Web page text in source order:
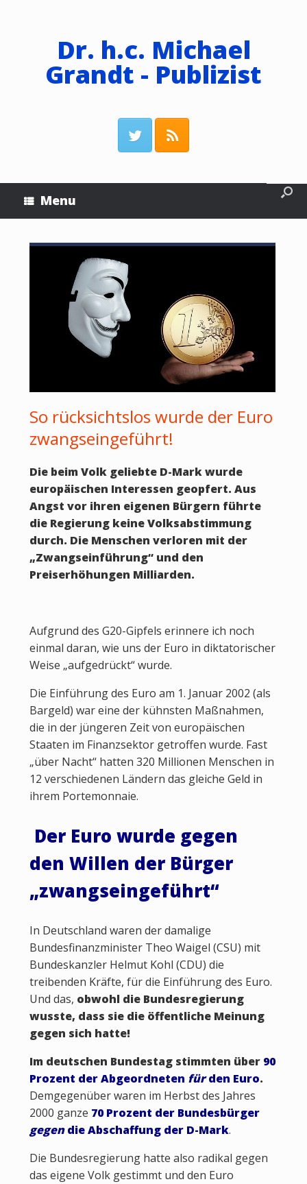
Dr. h.c. Michael
Grandt - Publizist
Menu
So rücksichtslos wurde der Euro
zwangseingeführt!
Die beim Volk geliebte D-Mark wurde
europäischen Interessen geopfert. Aus
Angst vor ihren eigenen Bürgern führte
die Regierung keine Volksabstimmung
durch. Die Menschen verloren mit der
„Zwangseinführung“ und den
Preiserhöhungen Milliarden.
Aufgrund des G20-Gipfels erinnere ich noch
einmal daran, wie uns der Euro in diktatorischer
Weise „aufgedrückt“ wurde.
Die Einführung des Euro am 1. Januar 2002 (als
Bargeld) war eine der kühnsten Maßnahmen,
die in der jüngeren Zeit von europäischen
Staaten im Finanzsektor getroffen wurde. Fast
„über Nacht“ hatten 320 Millionen Menschen in
12 verschiedenen Ländern das gleiche Geld in
ihrem Portemonnaie.
Der Euro wurde gegen
den Willen der Bürger
„zwangseingeführt“
In Deutschland waren der damalige
Bundesfinanzminister Theo Waigel (CSU) mit
Bundeskanzler Helmut Kohl (CDU) die
treibenden Kräfte, für die Einführung des Euro.
Und das, obwohl die Bundesregierung
wusste, dass sie die öffentliche Meinung
gegen sich hatte!
Im deutschen Bundestag stimmten über 90
Prozent der Abgeordneten fürden Euro.
Demgegenüber waren im Herbst des Jahres
2000 ganze 70 Prozent der Bundesbürger
gegendie Abschaffung der D-Mark.
Die Bundesregierung hatte also radikal gegen
das eigene Volk gestimmt und den Euro